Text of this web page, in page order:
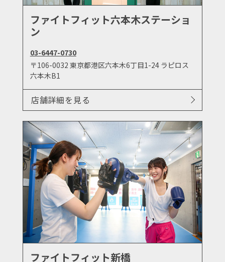
ファイトフィット六本木ステーショ
ン
03-6447-0730
〒106-0032 東京都港区六本木6丁目1-24 ラピロス
六本木B1
店舗詳細を見る
ファイトフィット新橋